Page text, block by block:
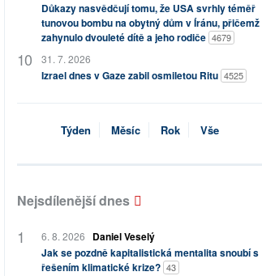
Důkazy nasvědčují tomu, že USA svrhly téměř
tunovou bombu na obytný dům v Íránu, přičemž
zahynulo dvouleté dítě a jeho rodiče 4679
31. 7. 2026
Izrael dnes v Gaze zabil osmiletou Ritu 4525
Týden Měsíc Rok Vše
Nejsdílenější dnes
6. 8. 2026
Daniel Veselý
Jak se pozdně kapitalistická mentalita snoubí s
řešením klimatické krize? 43